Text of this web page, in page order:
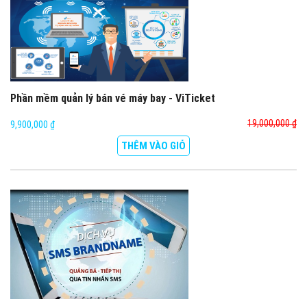
Phần mềm quản lý bán vé máy bay - ViTicket
9,900,000 ₫ 19,000,000 ₫
THÊM VÀO GIỎ